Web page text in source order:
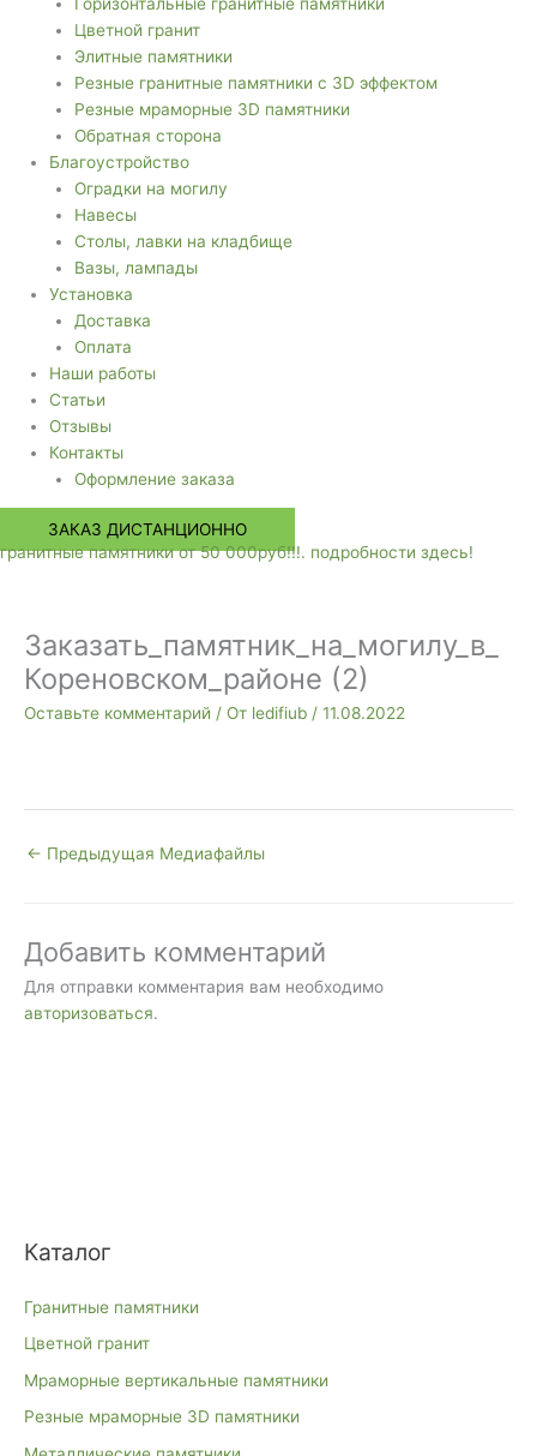
Цветной гранит
Элитные памятники
Резные гранитные памятники с 3D эффектом
Резные мраморные 3D памятники
Обратная сторона
Благоустройство
Оградки на могилу
Навесы
Столы, лавки на кладбище
Вазы, лампады
Установка
Доставка
Оплата
Наши работы
Статьи
Отзывы
Контакты
Оформление заказа
ЗАКАЗ ДИСТАНЦИОННО
гранитные памятники от 50 000руб!!!. подробности здесь!
Каталог
Гранитные памятники
Цветной гранит
Мраморные вертикальные памятники
Резные мраморные 3D памятники
Заказать_памятник_на_могилу_в_
Кореновском_районе (2)
Оставьте комментарий / От ledifiub / 11.08.2022
← Предыдущая Медиафайлы
Добавить комментарий
Для отправки комментария вам необходимо
авторизоваться.